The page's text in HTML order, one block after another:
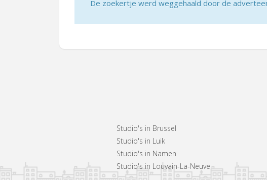
De zoekertje werd weggehaald door de
Studio's in Brussel
Studio's in Luik
Studio's in Namen
Studio's in Louvain-La-Neuve